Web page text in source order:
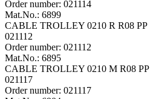
Order number: 021114
Mat.No.: 6899
CABLE TROLLEY 0210 R R08 PP
021112
Order number: 021112
Mat.No.: 6895
CABLE TROLLEY 0210 M R08 PP
021117
Order number: 021117